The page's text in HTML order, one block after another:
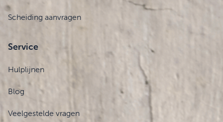
Scheiding aanvragen
Service
Hulplijnen
Blog
Veelgestelde vragen